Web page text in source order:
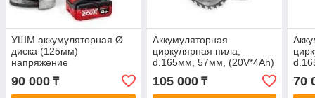
УШМ аккумуляторная Ø
диска (125мм)
напряжение
(20V*4Ah)CT23001-125H
X-4
90 000 ₸
Аккумуляторная
циркулярная пила,
d.165мм, 57мм, (20V*4Ah)
CT25002-165H X-4
105 000₸ 70